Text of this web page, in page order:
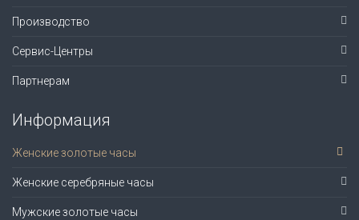
Производство
Сервис-Центры
Партнерам
Информация
Женские золотые часы
Женские серебряные часы
Мужские золотые часы